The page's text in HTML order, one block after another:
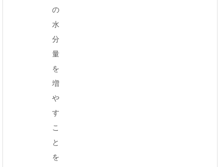
の
水
分
量
を
増
や
す
こ
と
を